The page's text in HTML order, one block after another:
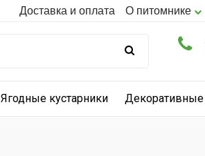
Доставка и оплата О питомнике
Ягодные кустарники Декоративные